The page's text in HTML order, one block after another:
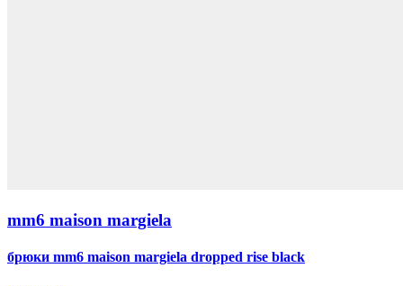
mm6 maison margiela
брюки mm6 maison margiela dropped rise black